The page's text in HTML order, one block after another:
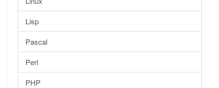
Lisp
Pascal
Perl
PHP